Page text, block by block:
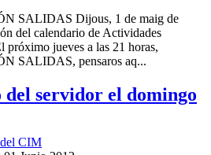
SALIDAS Dijous, 1 de maig de
del calendario de Actividades
jueves a las 21 horas,
SALIDAS, pensaros aq...
del servidor el domingo
CIM